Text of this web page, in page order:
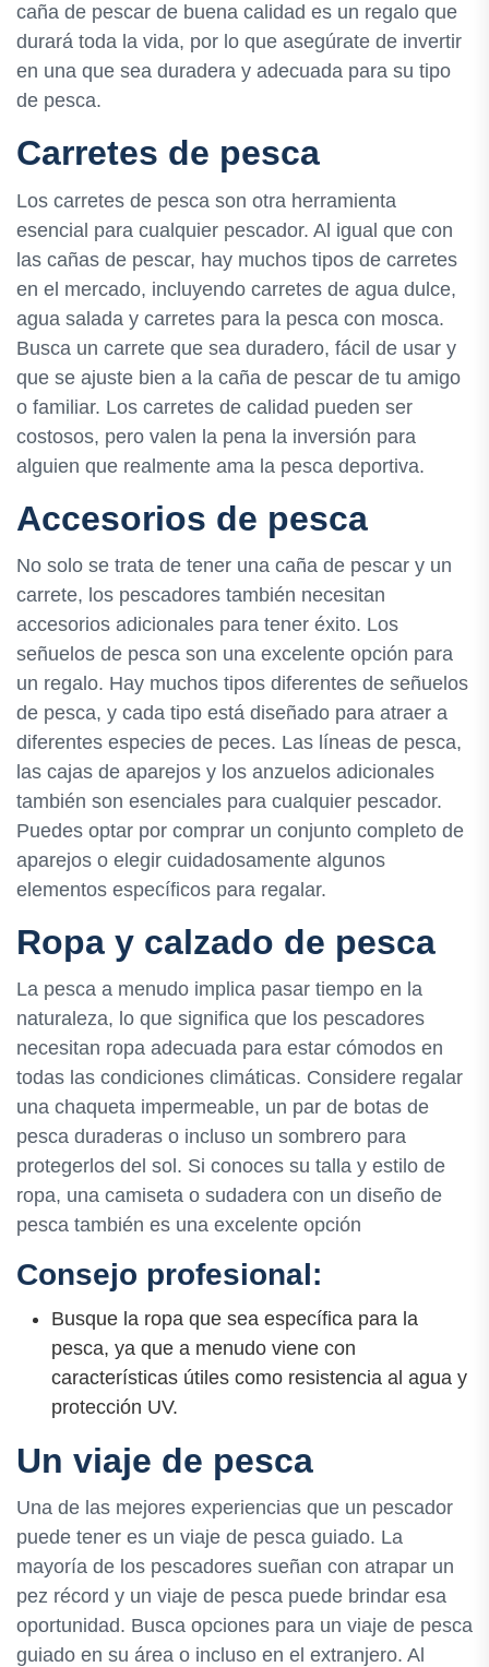
caña de pescar de buena calidad es un regalo que
durará toda la vida, por lo que asegúrate de invertir
en una que sea duradera y adecuada para su tipo
de pesca.
Carretes de pesca
Los carretes de pesca son otra herramienta
esencial para cualquier pescador. Al igual que con
las cañas de pescar, hay muchos tipos de carretes
en el mercado, incluyendo carretes de agua dulce,
agua salada y carretes para la pesca con mosca.
Busca un carrete que sea duradero, fácil de usar y
que se ajuste bien a la caña de pescar de tu amigo
o familiar. Los carretes de calidad pueden ser
costosos, pero valen la pena la inversión para
alguien que realmente ama la pesca deportiva.
Accesorios de pesca
No solo se trata de tener una caña de pescar y un
carrete, los pescadores también necesitan
accesorios adicionales para tener éxito. Los
señuelos de pesca son una excelente opción para
un regalo. Hay muchos tipos diferentes de señuelos
de pesca, y cada tipo está diseñado para atraer a
diferentes especies de peces. Las líneas de pesca,
las cajas de aparejos y los anzuelos adicionales
también son esenciales para cualquier pescador.
Puedes optar por comprar un conjunto completo de
aparejos o elegir cuidadosamente algunos
elementos específicos para regalar.
Ropa y calzado de pesca
La pesca a menudo implica pasar tiempo en la
naturaleza, lo que significa que los pescadores
necesitan ropa adecuada para estar cómodos en
todas las condiciones climáticas. Considere regalar
una chaqueta impermeable, un par de botas de
pesca duraderas o incluso un sombrero para
protegerlos del sol. Si conoces su talla y estilo de
ropa, una camiseta o sudadera con un diseño de
pesca también es una excelente opción
Consejo profesional:
Busque la ropa que sea específica para la
pesca, ya que a menudo viene con
características útiles como resistencia al agua y
protección UV.
Un viaje de pesca
Una de las mejores experiencias que un pescador
puede tener es un viaje de pesca guiado. La
mayoría de los pescadores sueñan con atrapar un
pez récord y un viaje de pesca puede brindar esa
oportunidad. Busca opciones para un viaje de pesca
guiado en su área o incluso en el extranjero. Al